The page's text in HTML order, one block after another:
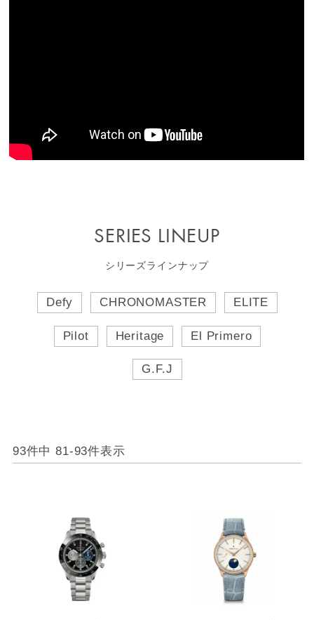
SERIES LINEUP
シリーズラインナップ
Defy CHRONOMASTER ELITE
Pilot Heritage El Primero
G.F.J
93件中 81-93件表示